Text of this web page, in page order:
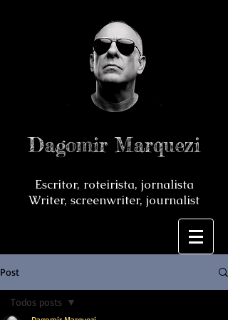
Dagomir Marquezi
Escritor, roteirista, jornalista
Writer, screenwriter, journalist
Post
Todos posts